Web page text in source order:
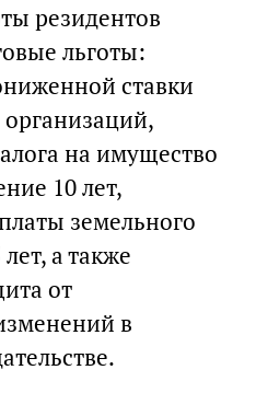
резидентов
льготы:
ставки
на имущество
10 лет,
земельного
а также
от
в